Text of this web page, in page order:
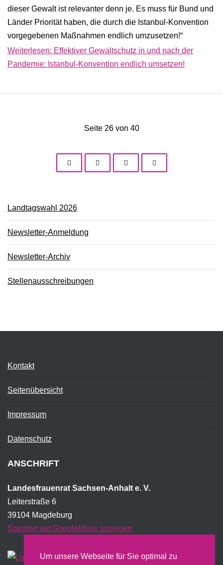
Um unsere Webseite für Sie optimal zu
dieser Gewalt ist relevanter denn je. Es muss für Bund und
Länder Priorität haben, die durch die Istanbul-Konvention
vorgegebenen Maßnahmen endlich umzusetzen!“
Weiterlesen: Effektiver Gewaltschutz in und nach der
Pandemie: Istanbul-Konvention endlich umsetzen!
Seite 26 von 40
Landtagswahl 2026
Newsletter-Anmeldung
Newsletter-Archiv
Stellenausschreibungen
Kontakt
Seitenübersicht
Impressum
Datenschutz
ANSCHRIFT
Landesfrauenrat Sachsen-Anhalt e. V.
Leiterstraße 6
39104 Magdeburg
Standort auf GoogleMaps anzeigen